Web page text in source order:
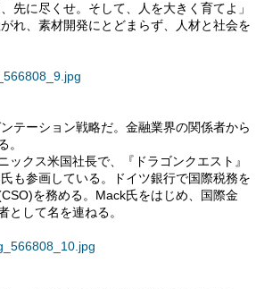
先に尽くせ。そして、人を大きく育てよ」
れ、素材開発にとどまらず、人材と社会を
テーション戦略だ。金融業界の関係者から
。
クス米国社長で、『ドラゴンクエスト』
も参画している。ドイツ銀行で国際税務を
を務める。Mack氏をはじめ、国際金
して名を連ねる。